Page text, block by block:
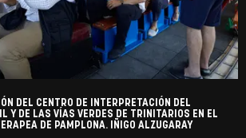
DEL CENTRO DE INTERPRETACIÓN DEL
Y DE LAS VÍAS VERDES DE TRINITARIOS EN EL
DE PAMPLONA. IÑIGO ALZUGARAY